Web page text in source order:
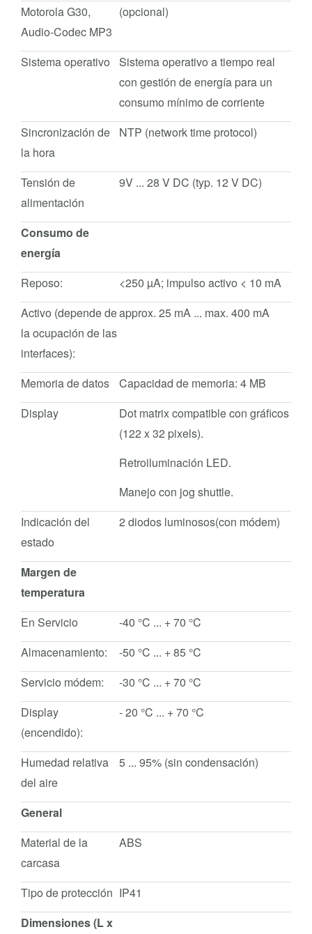
Motorola G30,
Audio-Codec MP3
(opcional)
Sistema operativo
Sistema operativo a tiempo real
con gestión de energía para un
consumo mínimo de corriente
Sincronización de
la hora
NTP (network time protocol)
Tensión de
alimentación
9V ... 28 V DC (typ. 12 V DC)
Consumo de
energía
Reposo:
<250 µA; impulso activo < 10 mA
Activo (depende de
la ocupación de las
interfaces):
approx. 25 mA ... max. 400 mA
Memoria de datos
Capacidad de memoria: 4 MB
Display
Dot matrix compatible con gráficos
(122 x 32 pixels).
Retroiluminación LED.
Manejo con jog shuttle.
Indicación del
estado
2 diodos luminosos(con módem)
Margen de
temperatura
En Servicio
-40 °C ... + 70 °C
Almacenamiento:
-50 °C ... + 85 °C
Servicio módem:
-30 °C ... + 70 °C
Display
(encendido):
- 20 °C ... + 70 °C
Humedad relativa
del aire
5 ... 95% (sin condensación)
General
Material de la
carcasa
ABS
Tipo de protección IP41
Dimensiones (L x